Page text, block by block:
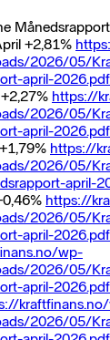
+2,81%
2026/05/
april-2026.pdf
https://
2026/05/
april-2026.pdf
https://
2026/05/
april-
https://
2026/05/
april-2026.pdf
wp-
2026/05/
april-2026.pdf
2026/05/